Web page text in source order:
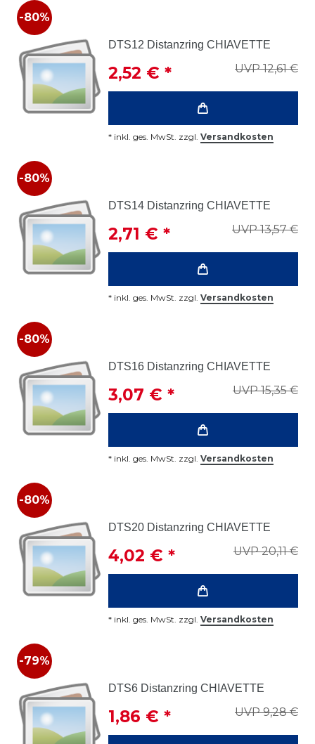
-80%
DTS12 Distanzring CHIAVETTE
UVP 12,61 €
2,52 € *
* inkl. ges. MwSt. zzgl. Versandkosten
-80%
DTS14 Distanzring CHIAVETTE
UVP 13,57 €
2,71 € *
* inkl. ges. MwSt. zzgl. Versandkosten
-80%
DTS16 Distanzring CHIAVETTE
UVP 15,35 €
3,07 € *
* inkl. ges. MwSt. zzgl. Versandkosten
-80%
DTS20 Distanzring CHIAVETTE
UVP 20,11 €
4,02 € *
* inkl. ges. MwSt. zzgl. Versandkosten
-79%
DTS6 Distanzring CHIAVETTE
UVP 9,28 €
1,86 € *